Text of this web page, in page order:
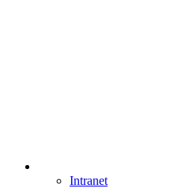
Intranet